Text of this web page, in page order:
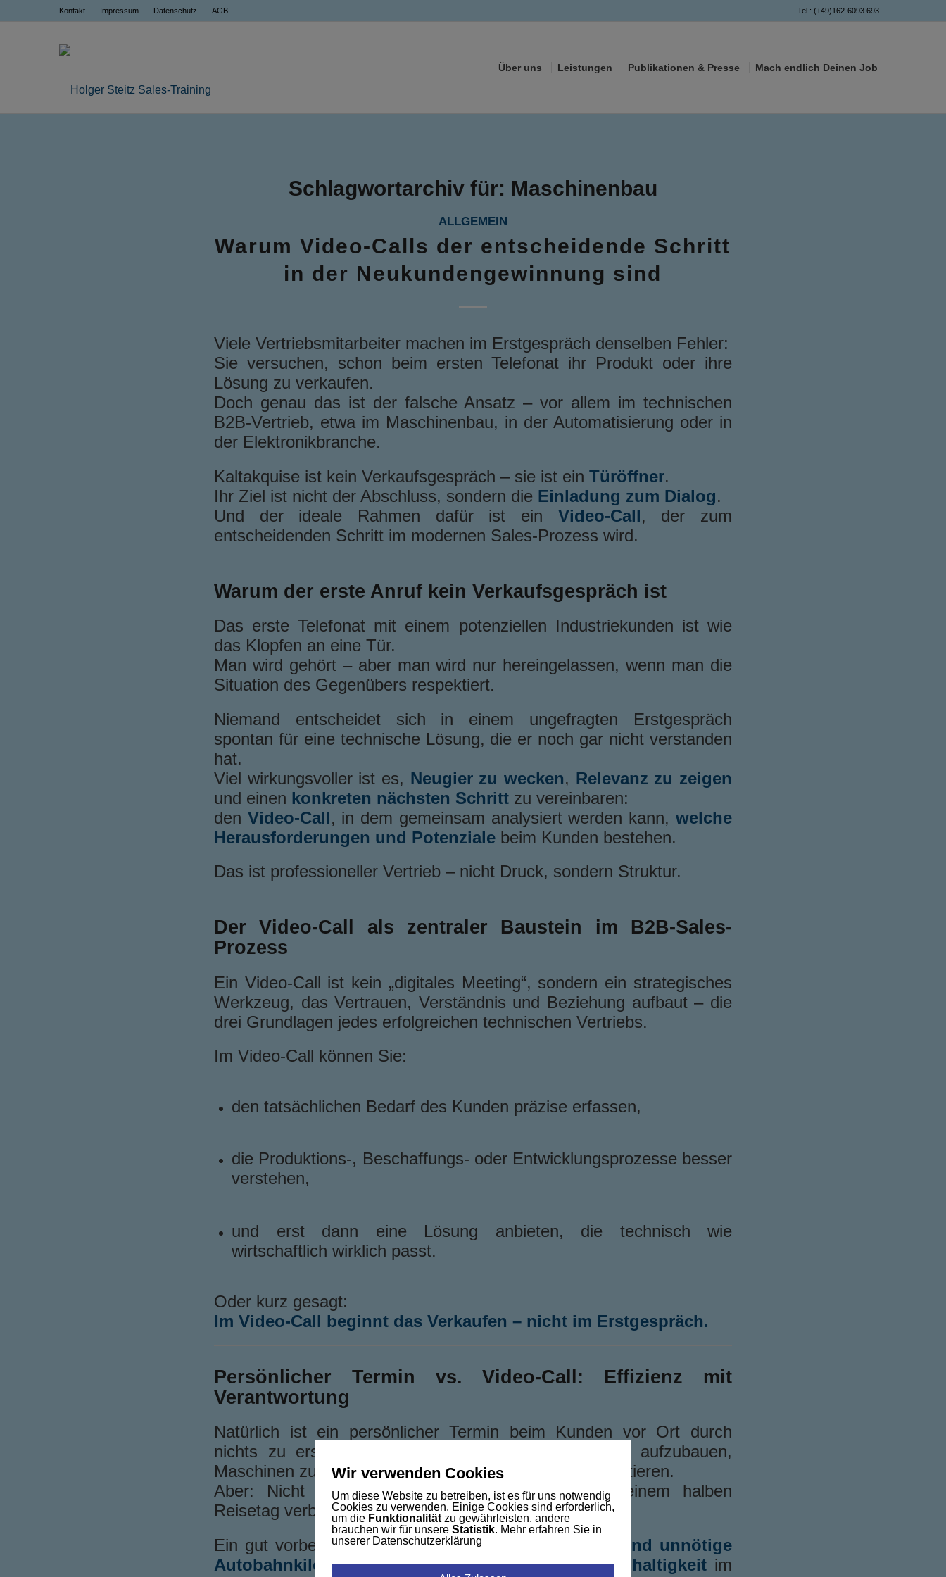
Kontakt Impressum Datenschutz AGB Tel.: (+49)162-6093 693
Über uns Leistungen Publikationen & Presse Mach endlich Deinen Job
Schlagwortarchiv für: Maschinenbau
ALLGEMEIN
Warum Video-Calls der entscheidende Schritt
in der Neukundengewinnung sind
Viele Vertriebsmitarbeiter machen im Erstgespräch denselben Fehler:
Sie versuchen, schon beim ersten Telefonat ihr Produkt oder ihre
Lösung zu verkaufen.
Doch genau das ist der falsche Ansatz – vor allem im technischen
B2B-Vertrieb, etwa im Maschinenbau, in der Automatisierung oder in
der Elektronikbranche.
Kaltakquise ist kein Verkaufsgespräch – sie ist ein Türöffner.
Ihr Ziel ist nicht der Abschluss, sondern die Einladung zum Dialog.
Und der ideale Rahmen dafür ist ein Video-Call, der zum
entscheidenden Schritt im modernen Sales-Prozess wird.
Warum der erste Anruf kein Verkaufsgespräch ist
Das erste Telefonat mit einem potenziellen Industriekunden ist wie
das Klopfen an eine Tür.
Man wird gehört – aber man wird nur hereingelassen, wenn man die
Situation des Gegenübers respektiert.
Niemand entscheidet sich in einem ungefragten Erstgespräch
spontan für eine technische Lösung, die er noch gar nicht verstanden
hat.
Viel wirkungsvoller ist es, Neugier zu wecken, Relevanz zu zeigen
und einen konkreten nächsten Schrittzu vereinbaren:
den Video-Call, in dem gemeinsam analysiert werden kann, welche
Herausforderungen und Potenzialebeim Kunden bestehen.
Das ist professioneller Vertrieb – nicht Druck, sondern Struktur.
Der Video-Call als zentraler Baustein im B2B-Sales-
Prozess
Ein Video-Call ist kein „digitales Meeting“, sondern ein strategisches
Werkzeug, das Vertrauen, Verständnis und Beziehung aufbaut – die
drei Grundlagen jedes erfolgreichen technischen Vertriebs.
Im Video-Call können Sie:
den tatsächlichen Bedarf des Kunden präzise erfassen,
die Produktions-, Beschaffungs- oder Entwicklungsprozesse besser
verstehen,
und erst dann eine Lösung anbieten, die technisch wie
wirtschaftlich wirklich passt.
Oder kurz gesagt:
Im Video-Call beginnt das Verkaufen – nicht im Erstgespräch.
Persönlicher Termin vs. Video-Call: Effizienz mit
Verantwortung
Natürlich ist ein persönlicher Termin beim Kunden vor Ort durch
nichts zu ersetzen, wenn es darum geht, Vertrauen aufzubauen,
Maschinen zu zeigen oder komplexe Lösungen zu diskutieren.
Aber: Nicht jedes Erstgespräch muss gleich mit einem halben
Reisetag verbunden sein.
Ein gut vorbereiteterVideo-Call spart Zeit, Kosten und unnötige
Autobahnkilometer– und trägt damit auch zurNachhaltigkeit im
Wir verwenden Cookies
Um diese Website zu betreiben, ist es für uns notwendig
Cookies zu verwenden. Einige Cookies sind erforderlich,
um die Funktionalität zu gewährleisten, andere
brauchen wir für unsere Statistik. Mehr erfahren Sie in
unserer Datenschutzerklärung